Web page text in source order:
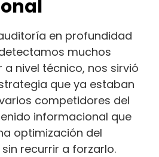
en profundidad
muchos
nivel técnico, nos sirvió
que ya estaban
competidores del
informacional que
optimización del
recurrir a forzarlo.